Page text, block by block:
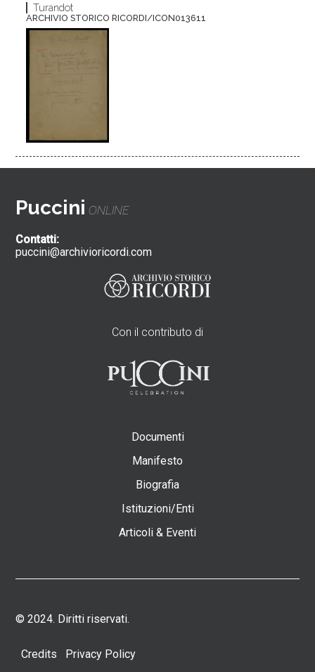
Turandot
ARCHIVIO STORICO RICORDI/ICON013611
Puccini ONLINE
Contatti:
puccini@archivioricordi.com
Con il contributo di
Documenti
Manifesto
Biografia
Istituzioni/Enti
Articoli & Eventi
© 2024. Diritti riservati.
Credits Privacy Policy